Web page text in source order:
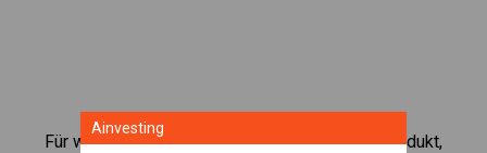
Für weitere Informationen zu diesem Anlageprodukt,
Ainvesting